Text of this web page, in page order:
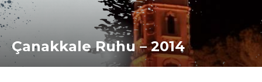
Çanakkale Ruhu – 2014